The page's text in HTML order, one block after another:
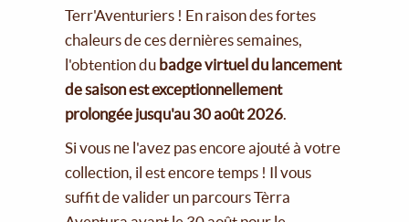
Terr'Aventuriers ! En raison des fortes
chaleurs de ces dernières semaines,
l'obtention du badge virtuel du lancement
de saison est exceptionnellement
prolongée jusqu'au 30 août 2026.
Si vous ne l'avez pas encore ajouté à votre
collection, il est encore temps ! Il vous
suffit de valider un parcours Tèrra